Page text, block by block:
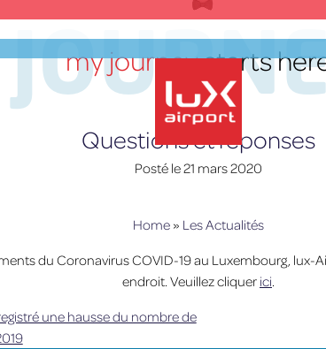
my journeystarts
Questions et réponses
Posté le21 mars 2020
Home » Les Actualités
du Coronavirus COVID-19 au Luxembourg, lux-
endroit. Veuillez cliquer ici.
une hausse du nombre de